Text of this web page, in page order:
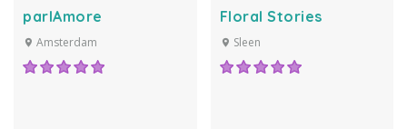
parlAmore
Amsterdam
Floral Stories
Sleen